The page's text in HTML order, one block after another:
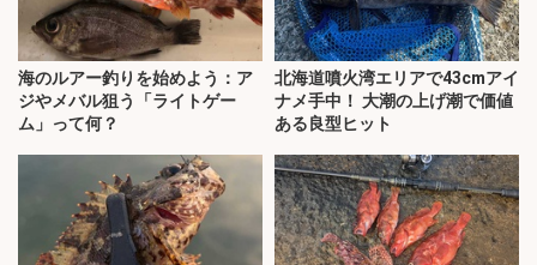
海のルアー釣りを始めよう：ア
ジやメバル狙う「ライトゲー
ム」って何？
北海道噴火湾エリアで43cmアイ
ナメ手中！ 大潮の上げ潮で価値
ある良型ヒット